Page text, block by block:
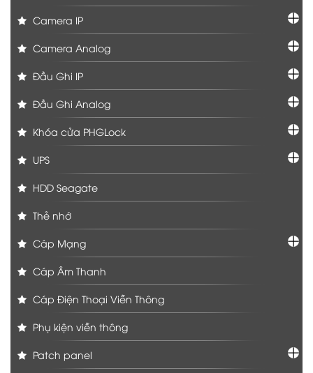
Camera IP
Camera Analog
Đầu Ghi IP
Đầu Ghi Analog
Khóa cửa PHGLock
UPS
HDD Seagate
Thẻ nhớ
Cáp Mạng
Cáp Âm Thanh
Cáp Điện Thoại Viễn Thông
Phụ kiện viễn thông
Patch panel